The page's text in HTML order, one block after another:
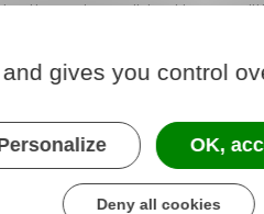
est possible si les
par son nom
en adoption ou
conserver son nom.
est âgé de 13 ans et plus.
gives you control
OK,
Deny all cookies